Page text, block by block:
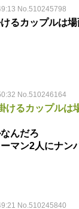
No.510245798
るカップルは
No.510246164
けるカップルは
んだろ
マン2人にナン
No.510245840